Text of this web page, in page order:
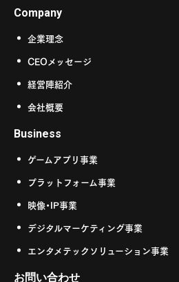
Company
企業理念
CEOメッセージ
経営陣紹介
会社概要
Business
ゲームアプリ事業
プラットフォーム事業
映像・IP事業
デジタルマーケティング事業
エンタメテックソリューション事業
お問い合わせ